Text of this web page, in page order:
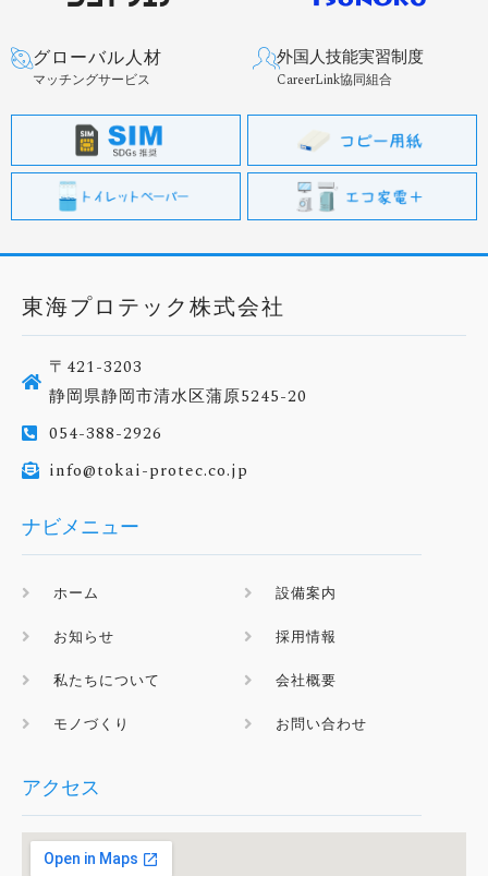
グローバル人材
マッチングサービス
外国人技能実習制度
CareerLink協同組合
東海プロテック株式会社
〒421-3203
静岡県静岡市清水区蒲原5245-20
054-388-2926
info@tokai-protec.co.jp
ナビメニュー
ホーム
お知らせ
私たちについて
モノづくり
設備案内
採用情報
会社概要
お問い合わせ
アクセス